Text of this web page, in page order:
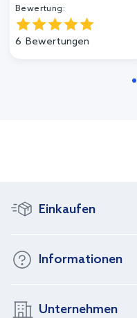
Bewertung:
6 Bewertungen
Einkaufen
Informationen
Unternehmen